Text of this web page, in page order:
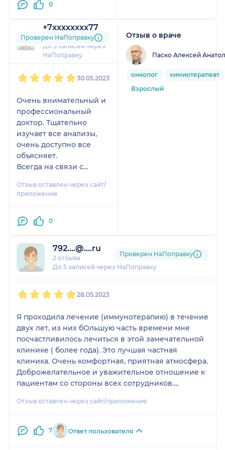
грамотный доктор и
Побольше бы таких
профессионалов.
Спасибо вам огромное
за оказанное лечение!
0
+7xxxxxxxx77
1 отзыв
До 5 записей через
НаПоправку
Проверен НаПоправку
30.05.2023
Очень внимательный и
профессиональный
доктор. Тщательно
изучает все анализы,
очень доступно все
объясняет.
Всегда на связи с
довольна
консультацией)
Отзыв оставлен через сайт/
приложение
0
Отзыв о враче
Паско Алексей
онколог
химиотерапевт
Взрослый
792....@....ru
2 отзыва
До 5 записей через НаПоправку
Проверен НаПоправку
28.05.2023
Я проходила лечение (иммунотерапию) в течение
двух лет, из них бОльшую часть времени мне
посчастливилось лечиться в этой замечательной
клинике ( более года). Это лучшая частная
клиника. Очень комфортная, приятная атмосфера.
Доброжелательное и уважительное отношение к
пациентам со стороны всех сотрудников.
лечиться с таким страшным диагнозом в такой
болезни, а наоборот оказывает благоприятное
действие, поднимает настроение, что очень
Отзыв оставлен через сайт/приложение
7 Ответ пользователя